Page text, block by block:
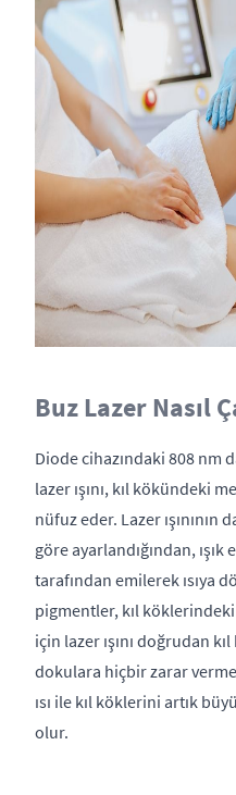
Buz Lazer Nasıl
Diode cihazındaki 808 nm
lazer ışını, kıl kökündeki
nüfuz eder. Lazer ışınının
göre ayarlandığından,
tarafından emilerek ısıya
pigmentler, kıl
için lazer ışını doğrudan
dokulara hiçbir zarar
ısı ile kıl köklerini artık
olur.